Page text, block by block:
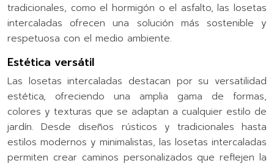
tradicionales, como el hormigón o el asfalto, las losetas
intercaladas ofrecen una solución más sostenible y
respetuosa con el medio ambiente.
Estética versátil
Las losetas intercaladas destacan por su versatilidad
estética, ofreciendo una amplia gama de formas,
colores y texturas que se adaptan a cualquier estilo de
jardín. Desde diseños rústicos y tradicionales hasta
estilos modernos y minimalistas, las losetas intercaladas
permiten crear caminos personalizados que reflejen la